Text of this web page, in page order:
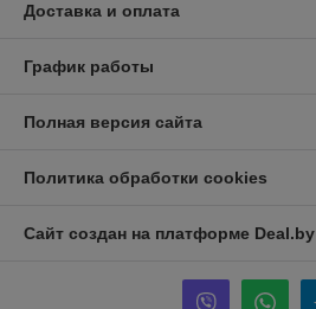
Доставка и оплата
График работы
Полная версия сайта
Политика обработки cookies
Сайт создан на платформе Deal.by